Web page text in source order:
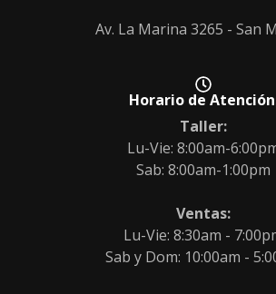
Av. La Marina 3265 - San
Horario de
Taller:
Lu-Vie: 8:00am-
Sab: 8:00am-1:00pm
Ventas:
Lu-Vie: 8:30am -
Sab y Dom: 10:00am -